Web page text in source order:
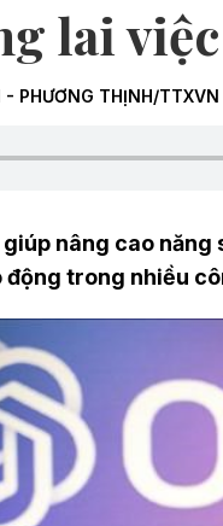
lai
- PHƯƠNG THỊNH/TTXVN
giúp nâng cao
động trong nhiều